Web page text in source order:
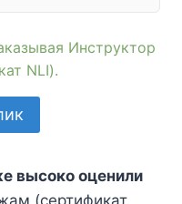
Инструктор
NLI).
высоко оценили
(сертификат